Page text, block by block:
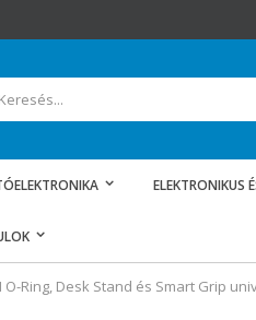
ELEKTRONIKUS
O-Ring, Desk Stand és Smart Grip